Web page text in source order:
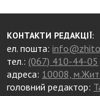
КОНТАКТИ РЕДАКЦІЇ:
ел. пошта:
тел.: (067) 410-44-05
адреса: 10008,
головний редактор: